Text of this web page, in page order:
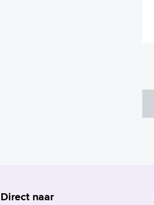
Direct naar